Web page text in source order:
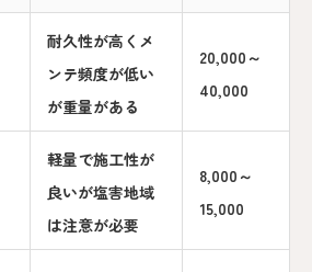
耐久性が高くメ
ンテ頻度が低い
が重量がある
20,000～
40,000
軽量で施工性が
良いが塩害地域
は注意が必要
8,000～
15,000